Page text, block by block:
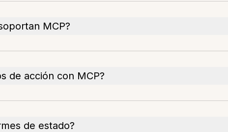
MCP?
de acción con MCP?
de estado?